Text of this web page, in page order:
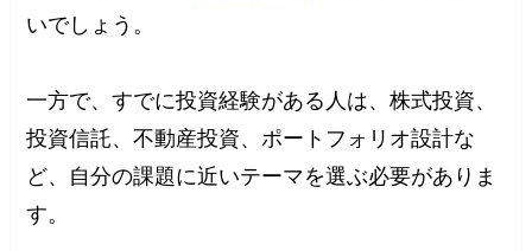
いでしょう。
一方で、すでに投資経験がある人は、株式投資、
投資信託、不動産投資、ポートフォリオ設計な
ど、自分の課題に近いテーマを選ぶ必要がありま
す。